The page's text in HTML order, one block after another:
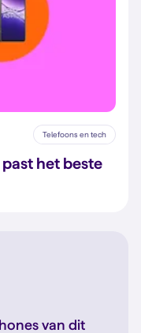
Telefoons en tech
past het beste
van dit